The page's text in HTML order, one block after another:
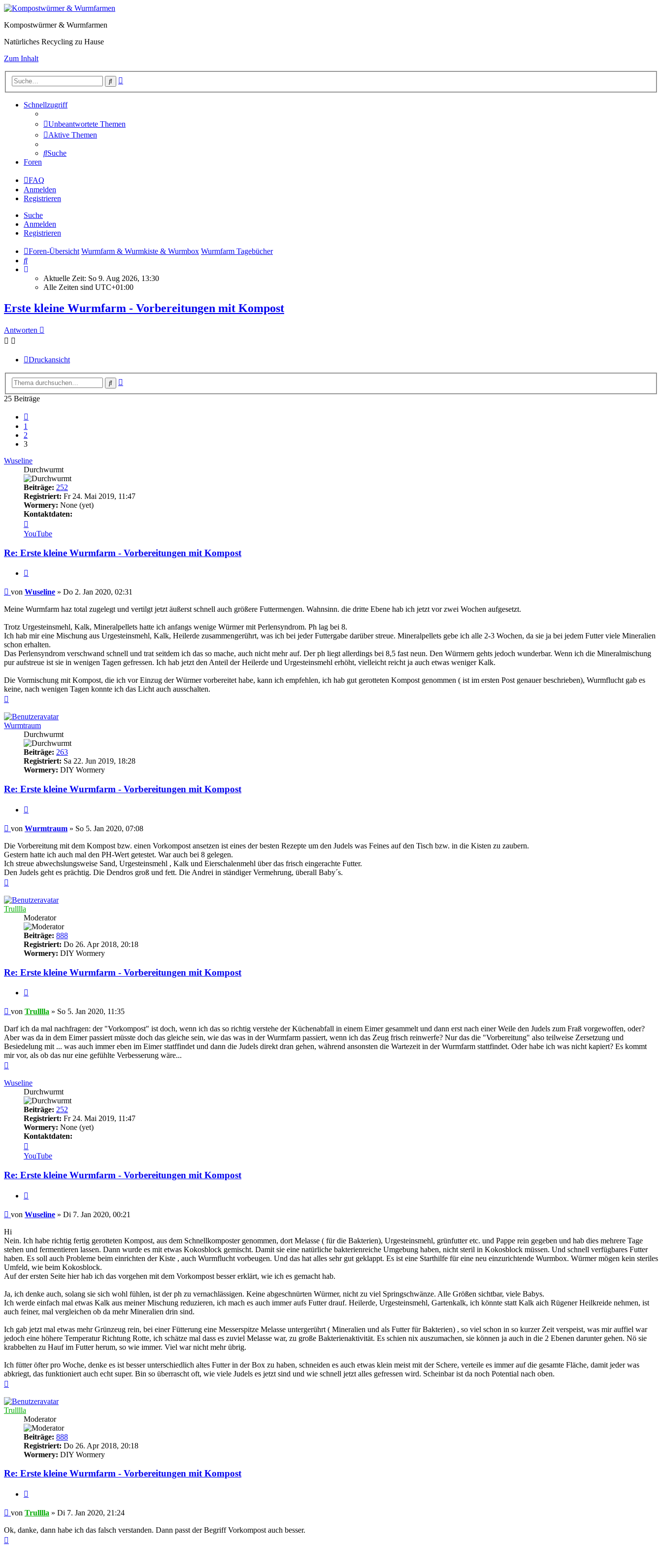
Kompostwürmer & Wurmfarmen
Natürliches Recycling zu Hause
Zum Inhalt
Suche
Schnellzugriff
Unbeantwortete Themen
Aktive Themen
Suche
Foren
FAQ
Anmelden
Registrieren
Suche
Anmelden
Registrieren
Foren-Übersicht Wurmfarm & Wurmkiste & Wurmbox Wurmfarm Tagebücher
Suche
Aktuelle Zeit: So 9. Aug 2026, 13:30
Alle Zeiten sind UTC+01:00
Erste kleine Wurmfarm - Vorbereitungen mit Kompost
Antworten
Druckansicht
Suche
25 Beiträge
1
2
3
Wuseline
Durchwurmt
Beiträge: 252
Registriert: Fr 24. Mai 2019, 11:47
Wormery: None (yet)
Kontaktdaten:
von
Wuseline
YouTube
Re: Erste kleine Wurmfarm - Vorbereitungen mit Kompost
Beitrag
von Wuseline » Do 2. Jan 2020, 02:31
Meine Wurmfarm haz total zugelegt und vertilgt jetzt äußerst schnell auch größere Futtermengen. Wahnsinn. die dritte Ebene hab ich jetzt vor zwei Wochen aufgesetzt.
Trotz Urgesteinsmehl, Kalk, Mineralpellets hatte ich anfangs wenige Würmer mit Perlensyndrom. Ph lag bei 8.
Ich hab mir eine Mischung aus Urgesteinsmehl, Kalk, Heilerde zusammengerührt, was ich bei jeder Futtergabe darüber streue. Mineralpellets gebe ich alle 2-3 Wochen, da sie ja bei jedem Futter viele Mineralien
schon erhalten.
Das Perlensyndrom verschwand schnell und trat seitdem ich das so mache, auch nicht mehr auf. Der ph liegt allerdings bei 8,5 fast neun. Den Würmern gehts jedoch wunderbar. Wenn ich die Mineralmischung
pur aufstreue ist sie in wenigen Tagen gefressen. Ich hab jetzt den Anteil der Heilerde und Urgesteinsmehl erhöht, vielleicht reicht ja auch etwas weniger Kalk.
Die Vormischung mit Kompost, die ich vor Einzug der Würmer vorbereitet habe, kann ich empfehlen, ich hab gut gerotteten Kompost genommen ( ist im ersten Post genauer beschrieben), Wurmflucht gab es
keine, nach wenigen Tagen konnte ich das Licht auch ausschalten.
Wurmtraum
Durchwurmt
Beiträge: 263
Registriert: Sa 22. Jun 2019, 18:28
Wormery: DIY Wormery
Re: Erste kleine Wurmfarm - Vorbereitungen mit Kompost
Beitrag
von Wurmtraum » So 5. Jan 2020, 07:08
Die Vorbereitung mit dem Kompost bzw. einen Vorkompost ansetzen ist eines der besten Rezepte um den Judels was Feines auf den Tisch bzw. in die Kisten zu zaubern.
Gestern hatte ich auch mal den PH-Wert getestet. War auch bei 8 gelegen.
Ich streue abwechslungsweise Sand, Urgesteinsmehl , Kalk und Eierschalenmehl über das frisch eingerachte Futter.
Den Judels geht es prächtig. Die Dendros groß und fett. Die Andrei in ständiger Vermehrung, überall Baby´s.
Trulllla
Moderator
Beiträge: 888
Registriert: Do 26. Apr 2018, 20:18
Wormery: DIY Wormery
Re: Erste kleine Wurmfarm - Vorbereitungen mit Kompost
Beitrag
von Trulllla » So 5. Jan 2020, 11:35
Darf ich da mal nachfragen: der "Vorkompost" ist doch, wenn ich das so richtig verstehe der Küchenabfall in einem Eimer gesammelt und dann erst nach einer Weile den Judels zum Fraß vorgewoffen, oder?
Aber was da in dem Eimer passiert müsste doch das gleiche sein, wie das was in der Wurmfarm passiert, wenn ich das Zeug frisch reinwerfe? Nur das die "Vorbereitung" also teilweise Zersetzung und
Besiedelung mit ... was auch immer eben im Eimer statffindet und dann die Judels direkt dran gehen, während ansonsten die Wartezeit in der Wurmfarm stattfindet. Oder habe ich was nicht kapiert? Es kommt
mir vor, als ob das nur eine gefühlte Verbesserung wäre...
Wuseline
Durchwurmt
Beiträge: 252
Registriert: Fr 24. Mai 2019, 11:47
Wormery: None (yet)
Kontaktdaten:
von
Wuseline
YouTube
Re: Erste kleine Wurmfarm - Vorbereitungen mit Kompost
Beitrag
von Wuseline » Di 7. Jan 2020, 00:21
Hi
Nein. Ich habe richtig fertig gerotteten Kompost, aus dem Schnellkomposter genommen, dort Melasse ( für die Bakterien), Urgesteinsmehl, grünfutter etc. und Pappe rein gegeben und hab dies mehrere Tage
stehen und fermentieren lassen. Dann wurde es mit etwas Kokosblock gemischt. Damit sie eine natürliche bakterienreiche Umgebung haben, nicht steril in Kokosblock müssen. Und schnell verfügbares Futter
haben. Es soll auch Probleme beim einrichten der Kiste , auch Wurmflucht vorbeugen. Und das hat alles sehr gut geklappt. Es ist eine Starthilfe für eine neu einzurichtende Wurmbox. Würmer mögen kein steriles
Umfeld, wie beim Kokosblock.
Auf der ersten Seite hier hab ich das vorgehen mit dem Vorkompost besser erklärt, wie ich es gemacht hab.
Ja, ich denke auch, solang sie sich wohl fühlen, ist der ph zu vernachlässigen. Keine abgeschnürten Würmer, nicht zu viel Springschwänze. Alle Größen sichtbar, viele Babys.
Ich werde einfach mal etwas Kalk aus meiner Mischung reduzieren, ich mach es auch immer aufs Futter drauf. Heilerde, Urgesteinsmehl, Gartenkalk, ich könnte statt Kalk aich Rügener Heilkreide nehmen, ist
auch feiner, mal vergleichen ob da mehr Mineralien drin sind.
Ich gab jetzt mal etwas mehr Grünzeug rein, bei einer Fütterung eine Messerspitze Melasse untergerührt ( Mineralien und als Futter für Bakterien) , so viel schon in so kurzer Zeit verspeist, was mir auffiel war
jedoch eine höhere Temperatur Richtung Rotte, ich schätze mal dass es zuviel Melasse war, zu große Bakterienaktivität. Es schien nix auszumachen, sie können ja auch in die 2 Ebenen darunter gehen. Nö sie
krabbelten zu Hauf im Futter herum, so wie immer. Viel war nicht mehr übrig.
Ich fütter öfter pro Woche, denke es ist besser unterschiedlich altes Futter in der Box zu haben, schneiden es auch etwas klein meist mit der Schere, verteile es immer auf die gesamte Fläche, damit jeder was
abkriegt, das funktioniert auch echt super. Bin so überrascht oft, wie viele Judels es jetzt sind und wie schnell jetzt alles gefressen wird. Scheinbar ist da noch Potential nach oben.
Trulllla
Moderator
Beiträge: 888
Registriert: Do 26. Apr 2018, 20:18
Wormery: DIY Wormery
Re: Erste kleine Wurmfarm - Vorbereitungen mit Kompost
Beitrag
von Trulllla » Di 7. Jan 2020, 21:24
Ok, danke, dann habe ich das falsch verstanden. Dann passt der Begriff Vorkompost auch besser.